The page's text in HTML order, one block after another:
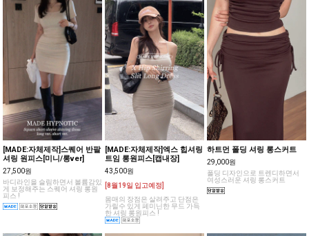
[MADE:자체제작]스퀘어 반팔
셔링 원피스[미니/롱ver]
27,500원
바디라인을 슬림하면서 볼륨감있
게 보정해주는 스퀘어 셔링 롱원
피스 !
[MADE:자체제작]엑스 힙셔링
트임 롱원피스[캡내장]
43,500원
[8월19일 입고예정]
몸매의 장점은 살려주고 단점은
가릴수 있게 페미닌한 무드 가득
한 셔링 롱원피스 !
하트먼 폴딩 셔링 롱스커트
29,000원
폴딩 디자인으로 트렌디하면서
여성스러운 셔링 롱스커트